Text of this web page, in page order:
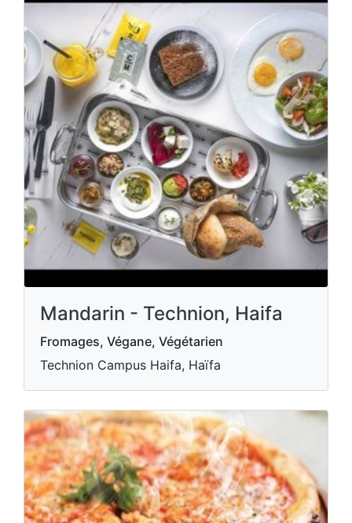
Mandarin - Technion, Haifa
Fromages, Végane, Végétarien
Technion Campus Haifa, Haïfa